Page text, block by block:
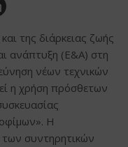
της διάρκειας ζωής
ανάπτυξη (Ε&Α) στη
νέων τεχνικών
η χρήση πρόσθετων
Η
συντηρητικών